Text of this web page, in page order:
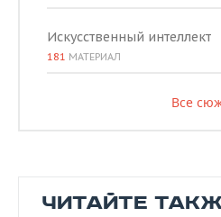
Искусственный интеллект
181 МАТЕРИАЛ
Все
ЧИТАЙТЕ